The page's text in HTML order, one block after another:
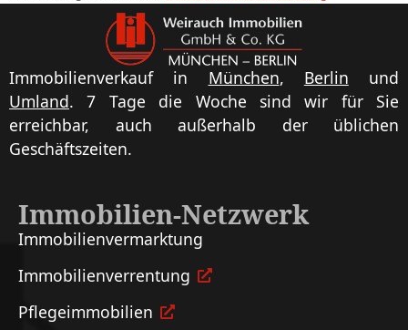
Immobilienverkauf in München, Berlin und
Umland. 7 Tage die Woche sind wir für Sie
erreichbar, auch außerhalb der üblichen
Geschäftszeiten.
Immobilien-Netzwerk
Immobilien­vermarktung
Immobilien­verrentung
Pflege­immobilien